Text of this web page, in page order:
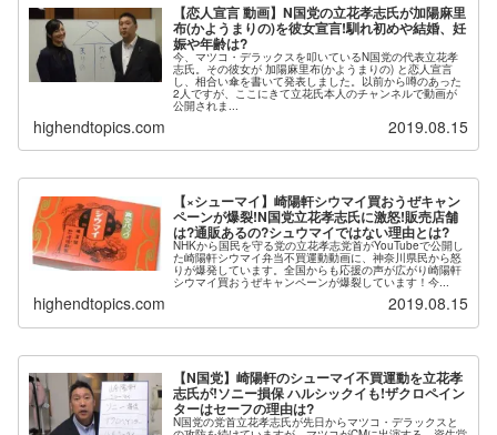
【恋人宣言 動画】N国党の立花孝志氏が加陽麻里
布(かようまりの)を彼女宣言!馴れ初めや結婚、妊
娠や年齢は?
今、マツコ・デラックスを叩いているN国党の代表立花孝
志氏。その彼女が 加陽麻里布(かようまりの) と恋人宣言
し、相合い傘を書いて発表しました。以前から噂のあった
2人ですが、ここにきて立花氏本人のチャンネルで動画が
公開されま...
highendtopics.com 2019.08.15
【×シューマイ】崎陽軒シウマイ買おうぜキャン
ペーンが爆裂!N国党立花孝志氏に激怒!販売店舗
は?通販あるの?シュウマイではない理由とは?
NHKから国民を守る党の立花孝志党首がYouTubeで公開し
た崎陽軒シウマイ弁当不買運動動画に、神奈川県民から怒
りが爆発しています。全国からも応援の声が広がり崎陽軒
シウマイ買おうぜキャンペーンが爆裂しています！今...
highendtopics.com 2019.08.15
【N国党】崎陽軒のシューマイ不買運動を立花孝
志氏が!ソニー損保 ハルシックイも!ザクロペイン
ターはセーフの理由は?
N国党の党首立花孝志氏が先日からマツコ・デラックスと